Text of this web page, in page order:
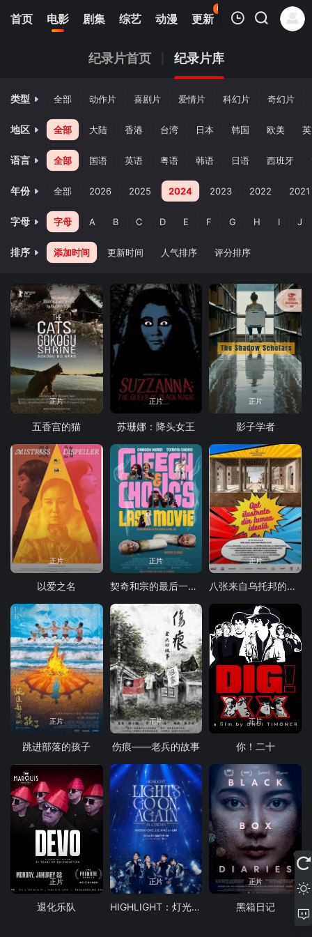
首页 电影 剧集 综艺 动漫 更新
87
热榜 APP
我的观影记录
暂无观看影片的记录
纪录片首页 纪录片库
类型 全部 动作片 喜剧片 爱情片 科幻片 奇幻片
地区 全部 大陆 香港 台湾 日本 韩国 欧美
语言 全部 国语 英语 粤语 韩语 日语 西班牙
年份 全部 2026 2025 2024 2023 2022 2021
字母 字母 A B C D E F G H I J
排序 添加时间 更新时间 人气排序 评分排序
正片
五香宫的猫
正片
苏珊娜：降头女王
正片
影子学者
正片
以爱之名
正片
契奇和宗的最后一部电影
正片
八张来自乌托邦的明信片
正片
跳进部落的孩子
正片
伤痕——老兵的故事
正片
你！二十
正片
退化乐队
正片
HIGHLIGHT：灯光再次亮起
正片
黑箱日记